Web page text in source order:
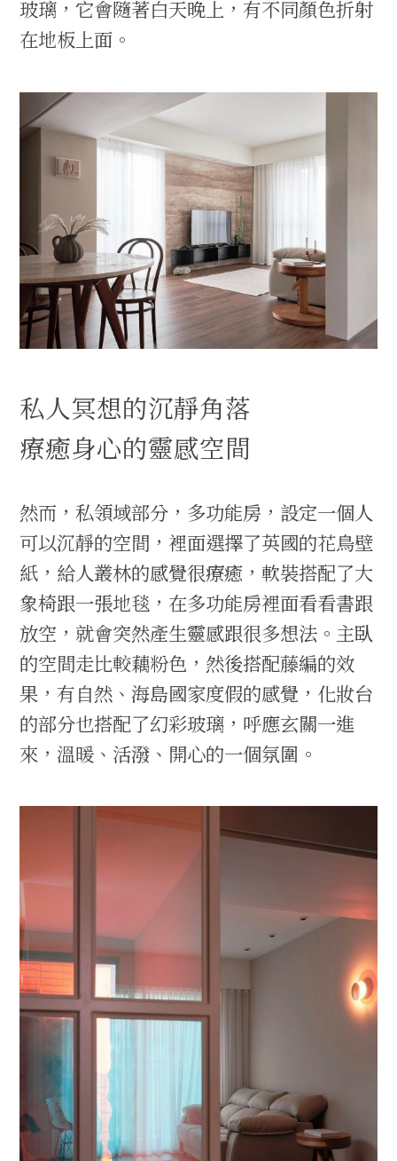
玻璃，它會隨著白天晚上，有不同顏色折射
在地板上面。
私人冥想的沉靜角落
療癒身心的靈感空間
然而，私領域部分，多功能房，設定一個人
可以沉靜的空間，裡面選擇了英國的花鳥壁
紙，給人叢林的感覺很療癒，軟裝搭配了大
象椅跟一張地毯，在多功能房裡面看看書跟
放空，就會突然產生靈感跟很多想法。主臥
的空間走比較藕粉色，然後搭配藤編的效
果，有自然、海島國家度假的感覺，化妝台
的部分也搭配了幻彩玻璃，呼應玄關一進
來，溫暖、活潑、開心的一個氛圍。